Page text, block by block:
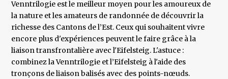
Venntrilogie est le meilleur moyen pour les amoureux de
la nature et les amateurs de randonnée de découvrir la
richesse des Cantons de l’Est. Ceux qui souhaitent vivre
encore plus d'expériences peuvent le faire grâce à la
liaison transfrontalière avec l'Eifelsteig. L'astuce :
combinez la Venntrilogie et l’Eifelsteig à l'aide des
tronçons de liaison balisés avec des points-nœuds.